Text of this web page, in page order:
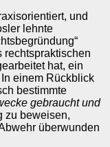
und
lehnte
rechtspraktischen
hat, ein
In einem Rückblick
bestimmte
gebraucht und
zu beweisen,
überwunden